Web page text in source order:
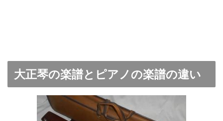
大正琴の楽譜とピアノの楽譜の違い